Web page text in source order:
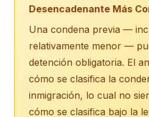
Desencadenante Más
Una condena previa —
relativamente menor —
detención obligatoria. El
cómo se clasifica la
inmigración, lo cual no
cómo se clasifica bajo la